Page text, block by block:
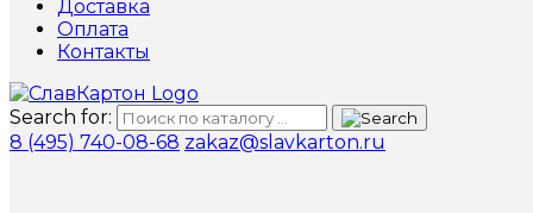
Доставка
Оплата
Контакты
Search for:
8 (495) 740-08-68 zakaz@slavkarton.ru